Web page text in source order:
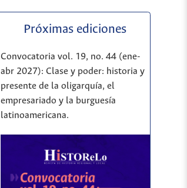
Próximas ediciones
Convocatoria vol. 19, no. 44 (ene-
abr 2027): Clase y poder: historia y
presente de la oligarquía, el
empresariado y la burguesía
latinoamericana.